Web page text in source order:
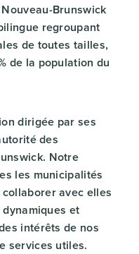
Brunswick
regroupant
de toutes tailles,
de la population du
dirigée par ses
des
Notre
les municipalités
avec elles
et
intérêts de nos
services utiles.